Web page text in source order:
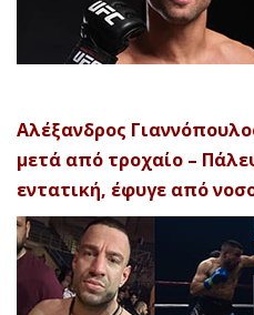
Αλέξανδρος
μετά από τροχαίο –
εντατική, έφυγε από